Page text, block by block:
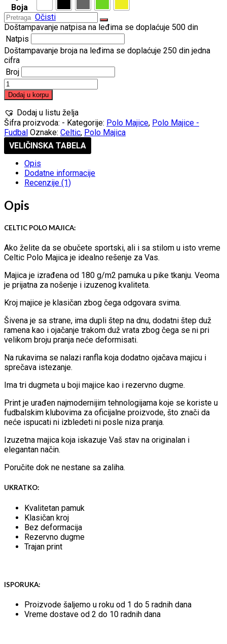
Boja
Očisti
Doštampavanje natpisa na leđima se doplaćuje 500 din
Natpis
Doštampavanje broja na leđima se doplaćuje 250 din jedna
cifra
Broj
Celtic
Polo
Majica
količina
Dodaj u korpu
Dodaj u listu želja
Šifra proizvoda: - Kategorije: Polo Majice, Polo Majice -
Fudbal Oznake: Celtic, Polo Majica
VELIČINSKA TABELA
Opis
Dodatne informacije
Recenzije (1)
Opis
CELTIC POLO MAJICA:
Ako želite da se obučete sportski, ali i sa stilom u isto vreme
Celtic Polo Majica je idealno rešenje za Vas.
Majica je izrađena od 180 g/m2 pamuka u pike tkanju. Veoma
je prijatna za nošenje i izuzenog kvaliteta.
Kroj majice je klasičan zbog čega odgovara svima.
Šivena je sa strane, ima dupli štep na dnu, dodatni štep duž
ramena kao i ojačanje trakom duž vrata zbog čega se ni pri
velikom broju pranja neće deformisati.
Na rukavima se nalazi ranfla koja dodatno ojačava majicu i
sprečava istezanje.
Ima tri dugmeta u boji majice kao i rezervno dugme.
Print je urađen najmodernijim tehnologijama koje se koriste u
fudbalskim klubovima za oficijalne proizvode, što znači da
neće ispucati ni izbledeti ni posle niza pranja.
Izuzetna majica koja iskazuje Vaš stav na originalan i
elegantan način.
Poručite dok ne nestane sa zaliha.
UKRATKO:
Kvalitetan pamuk
Klasičan kroj
Bez deformacija
Rezervno dugme
Trajan print
ISPORUKA:
Proizvode šaljemo u roku od 1 do 5 radnih dana
Vreme dostave od 2 do 10 radnih dana